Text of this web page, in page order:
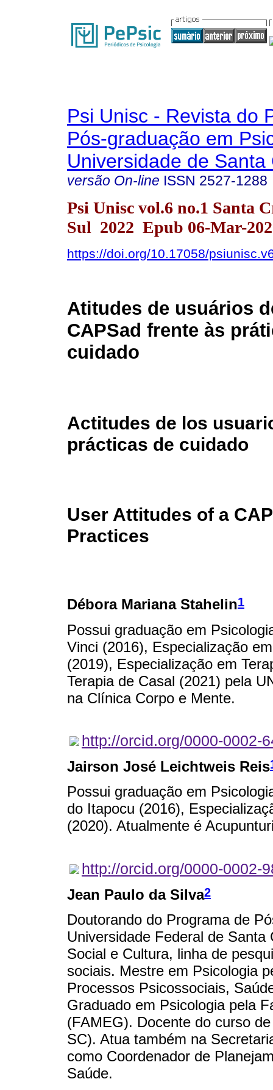
Psi Unisc - Revista do
Pós-graduação em
Universidade de Santa
versão On-line ISSN 2527-1288
Psi Unisc vol.6 no.1 Santa
Sul 2022 Epub 06-Mar-
https://doi.org/10.17058/
Atitudes de usuários
CAPSad frente às
cuidado
Actitudes de los
prácticas de cuidado
User Attitudes of a
Practices
Débora Mariana Stahelin1
Possui graduação em
Vinci (2016), Especialização
(2019), Especialização em
Terapia de Casal (2021) pela
na Clínica Corpo e Mente.
http://orcid.org/0000-0002-
Jairson José Leichtweis Reis
Possui graduação em
do Itapocu (2016),
(2020). Atualmente é
http://orcid.org/0000-0002-
Jean Paulo da Silva2
Doutorando do Programa de
Universidade Federal de
Social e Cultura, linha de
sociais. Mestre em Psicologia
Processos Psicossociais,
Graduado em Psicologia pela
(FAMEG). Docente do curso
SC). Atua também na
como Coordenador de
Saúde.